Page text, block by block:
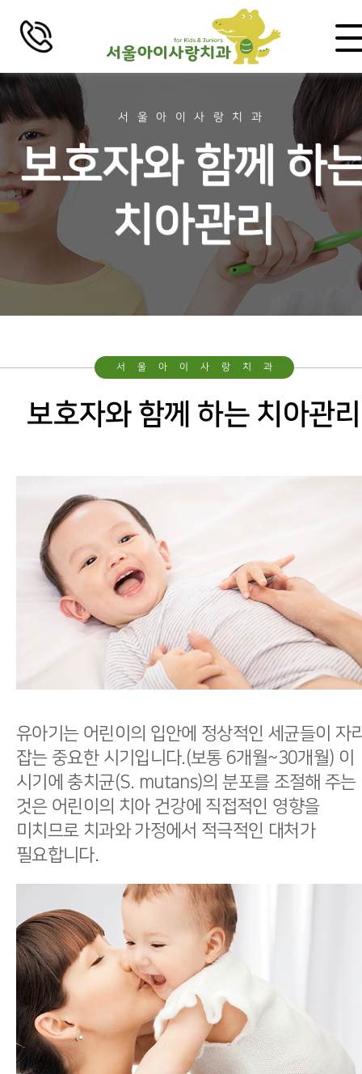
회원가입
비전 및 미션
의료진 소개
걸어온 길
장비
수면진정
Smile World
영유아구강검진
함께하는 치아관리
예방치료
유치 레진
유치 세라믹크라운
For Juniors
서울아이사랑치과
보호자와 함께 하
치아관리
서울아이사랑치과
보호자와 함께 하는 치아관리
유아기는 어린이의 입안에 정상적인 세균들이 자
잡는 중요한 시기입니다.(보통 6개월~30개월) 이
시기에 충치균(S. mutans)의 분포를 조절해 주는
것은 어린이의 치아 건강에 직접적인 영향을
미치므로 치과와 가정에서 적극적인 대처가
필요합니다.